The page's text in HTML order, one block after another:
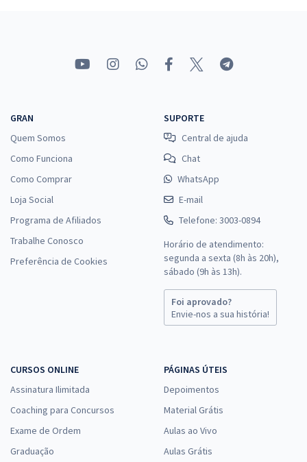
GRAN
Quem Somos
Como Funciona
Como Comprar
Loja Social
Programa de Afiliados
Trabalhe Conosco
Preferência de Cookies
SUPORTE
Central de ajuda
Chat
WhatsApp
E-mail
Telefone: 3003-0894
Horário de atendimento:
segunda a sexta (8h às 20h),
sábado (9h às 13h).
Foi aprovado?
Envie-nos a sua história!
CURSOS ONLINE
Assinatura Ilimitada
Coaching para Concursos
Exame de Ordem
Graduação
PÁGINAS ÚTEIS
Depoimentos
Material Grátis
Aulas ao Vivo
Aulas Grátis